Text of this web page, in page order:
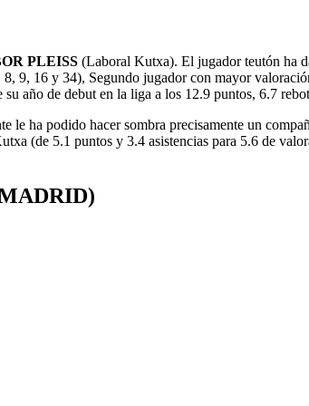
PLEISS (Laboral Kutxa). El jugador teutón ha
9, 16 y 34), Segundo jugador con mayor
año de debut en la liga a los 12.9 puntos, 6.7
le ha podido hacer sombra precisamente un
(de 5.1 puntos y 3.4 asistencias para 5.6 de